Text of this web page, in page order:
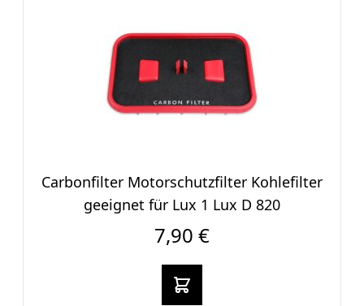
Carbonfilter Motorschutzfilter Kohlefilter
geeignet für Lux 1 Lux D 820
7,90 €
In den warenkorb